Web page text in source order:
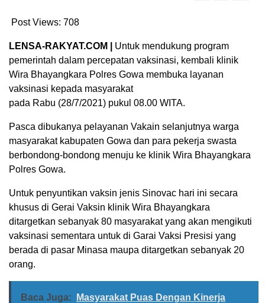
Post Views: 708
LENSA-RAKYAT.COM | Untuk mendukung program
pemerintah dalam percepatan vaksinasi, kembali klinik
Wira Bhayangkara Polres Gowa membuka layanan
vaksinasi kepada masyarakat
pada Rabu (28/7/2021) pukul 08.00 WITA.
Pasca dibukanya pelayanan Vakain selanjutnya warga
masyarakat kabupaten Gowa dan para pekerja swasta
berbondong-bondong menuju ke klinik Wira Bhayangkara
Polres Gowa.
Untuk penyuntikan vaksin jenis Sinovac hari ini secara
khusus di Gerai Vaksin klinik Wira Bhayangkara
ditargetkan sebanyak 80 masyarakat yang akan mengikuti
vaksinasi sementara untuk di Garai Vaksi Presisi yang
berada di pasar Minasa maupa ditargetkan sebanyak 20
orang.
Baca Juga:
Masyarakat Puas Dengan Kinerja